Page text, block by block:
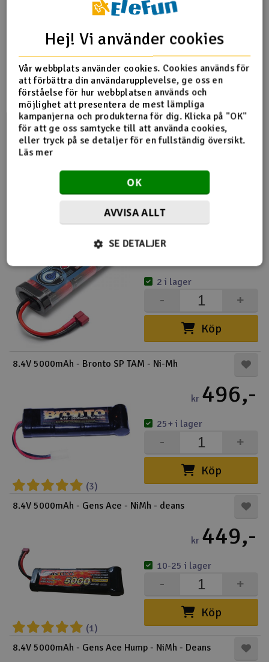
Köp
-
8.4V 3300mAh - Traxxas iD NiMh - TRX-2940X
kr579,-
4-10 i lager
8.4V 4000mAh - Vapex batteri platt - NiMh - deans
Köp
+
-
2 i lager
8.4V 5000mAh - Bronto SP TAM - Ni-Mh
(3)
kr 496,-
Köp
+
-
25+ i lager
8.4V 5000mAh - Gens Ace - NiMh - deans
(1)
kr 449,-
Köp
+
-
10-25 i lager
8.4V 5000mAh - Gens Ace Hump - NiMh - Deans
Hej! Vi använder cookies
Vår webbplats använder cookies. Cookies används för
att förbättra din användarupplevelse, ge oss en
förståelse för hur webbplatsen används och
möjlighet att presentera de mest lämpliga
kampanjerna och produkterna för dig. Klicka på "OK"
för att ge oss samtycke till att använda cookies,
eller tryck på se detaljer för en fullständig översikt.
Läs mer
OK
AVVISA ALLT
SE DETALJER